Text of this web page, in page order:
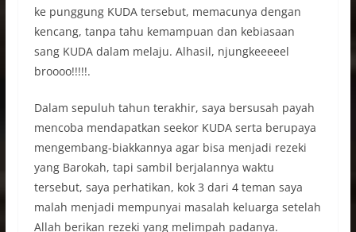
ke punggung KUDA tersebut, memacunya dengan
kencang, tanpa tahu kemampuan dan kebiasaan
sang KUDA dalam melaju. Alhasil, njungkeeeeel
broooo!!!!!.
Dalam sepuluh tahun terakhir, saya bersusah payah
mencoba mendapatkan seekor KUDA serta berupaya
mengembang-biakkannya agar bisa menjadi rezeki
yang Barokah, tapi sambil berjalannya waktu
tersebut, saya perhatikan, kok 3 dari 4 teman saya
malah menjadi mempunyai masalah keluarga setelah
Allah berikan rezeki yang melimpah padanya.